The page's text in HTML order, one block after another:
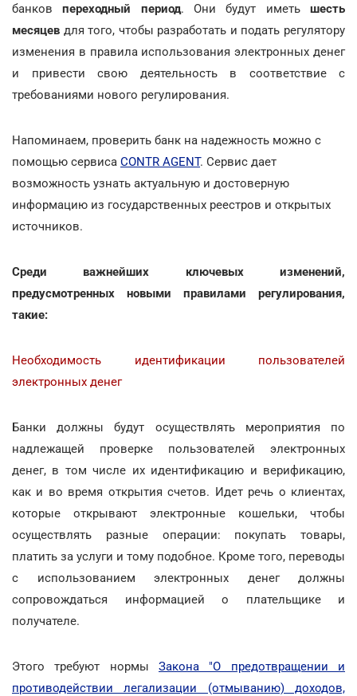
банковпереходный период. Они будут иметьшесть
месяцев для того, чтобы разработать и подать регулятору
изменения в правила использования электронных денег
и привести свою деятельность в соответствие с
требованиями нового регулирования.
Напоминаем, проверить банк на надежность можно с
помощью сервиса CONTR AGENT. Сервис дает
возможность узнать актуальную и достоверную
информацию из государственных реестров и открытых
источников.
Среди важнейших ключевых изменений,
предусмотренных новыми правилами регулирования,
такие:
Необходимость идентификации пользователей
электронных денег
Банки должны будут осуществлять мероприятия по
надлежащей проверке пользователей электронных
денег, в том числе их идентификацию и верификацию,
как и во время открытия счетов. Идет речь о клиентах,
которые открывают электронные кошельки, чтобы
осуществлять разные операции: покупать товары,
платить за услуги и тому подобное. Кроме того, переводы
с использованием электронных денег должны
сопровождаться информацией о плательщике и
получателе.
Этого требуют нормы Закона "О предотвращении и
противодействии легализации (отмыванию) доходов,